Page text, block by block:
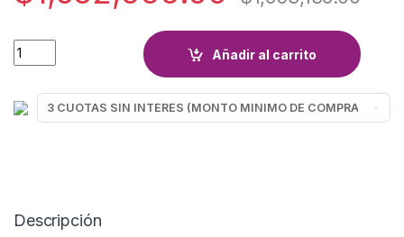
LED 75 RCA QL75TH300B SMART 4K GOOGLE quantity
Añadir al carrito
Descripción